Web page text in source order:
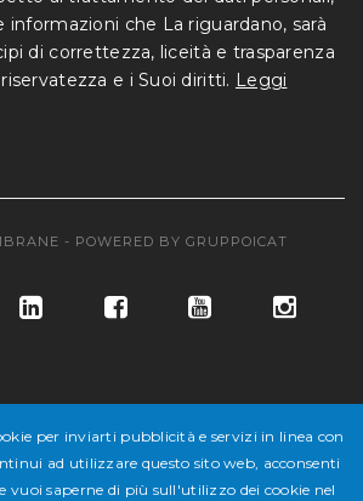
che La riguardano, sarà
di correttezza, liceità e trasparenza
e i Suoi diritti. Leggi
- POWERED BY GRUPPOICAT
per inviarti pubblicità e servizi in linea con
ad utilizzare questo sito web, acconsenti
vuoi saperne di più sull'utilizzo dei cookie nel